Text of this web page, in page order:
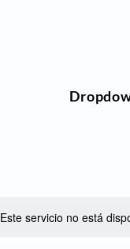
Este servicio no está